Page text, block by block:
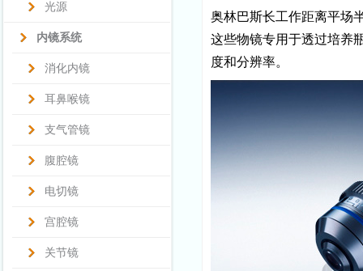
光源
内镜系统
消化内镜
耳鼻喉镜
支气管镜
腹腔镜
电切镜
宫腔镜
关节镜
奥林巴斯长工作距离平场
这些物镜专用于透过培养
度和分辨率。